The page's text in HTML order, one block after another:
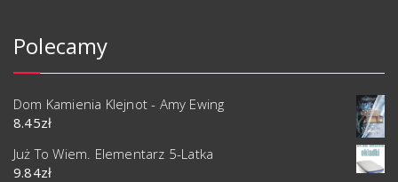
Polecamy
Dom Kamienia Klejnot - Amy Ewing
8.45zł
Już To Wiem. Elementarz 5-Latka
9.84zł